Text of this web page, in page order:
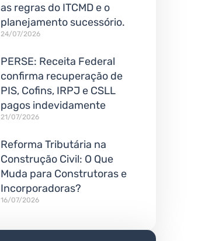
as regras do ITCMD e o
planejamento sucessório.
24/07/2026
PERSE: Receita Federal
confirma recuperação de
PIS, Cofins, IRPJ e CSLL
pagos indevidamente
21/07/2026
Reforma Tributária na
Construção Civil: O Que
Muda para Construtoras e
Incorporadoras?
16/07/2026